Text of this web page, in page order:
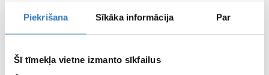
Piekrišana Sīkāka informācija Par
Šī tīmekļa vietne izmanto sīkfailus
Ārstu konsultācijas tuvāk Tavai dzīvesvietai